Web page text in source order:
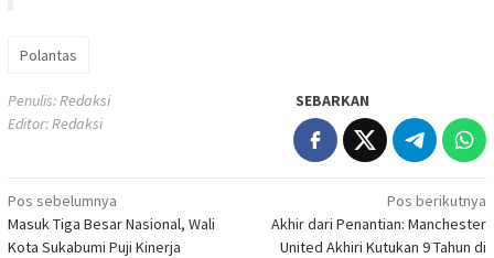
Polantas
Penulis: Redaksi
Editor: Redaksi
SEBARKAN
Navigasi
pos
Pos sebelumnya
Masuk Tiga Besar Nasional, Wali
Kota Sukabumi Puji Kinerja
Pos berikutnya
Akhir dari Penantian: Manchester
United Akhiri Kutukan 9 Tahun di